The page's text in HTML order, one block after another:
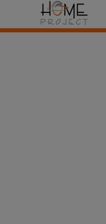
n'existe pas ou n'est plus en ligne